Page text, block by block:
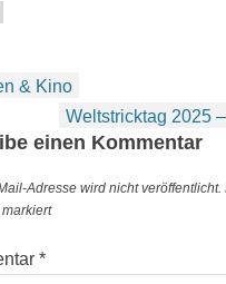
& Kino
Weltstricktag 2025
einen Kommentar
Adresse wird nicht veröffentlicht.
markiert
*